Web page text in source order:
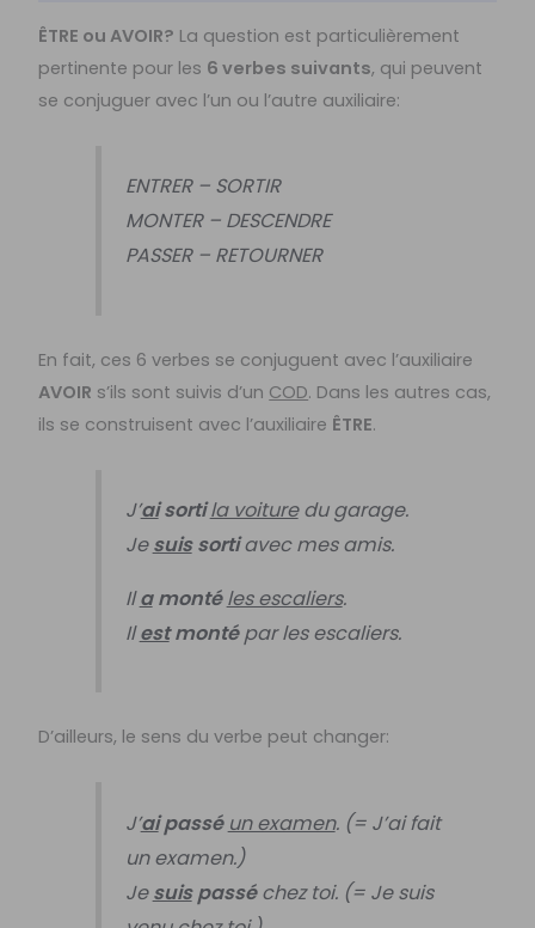
ÊTRE ou AVOIR? La question est particulièrement
pertinente pour les 6 verbes suivants, qui peuvent
se conjuguer avec l’un ou l’autre auxiliaire:
ENTRER – SORTIR
MONTER – DESCENDRE
PASSER – RETOURNER
En fait, ces 6 verbes se conjuguent avec l’auxiliaire
AVOIR s’ils sont suivis d’un COD. Dans les autres cas,
ils se construisent avec l’auxiliaire ÊTRE.
J’aisorti la voituredu garage.
Jesuissortiavec mes amis.
Ilamonté les escaliers.
Ilestmontépar les escaliers.
D’ailleurs, le sens du verbe peut changer:
J’aipassé un examen. (= J’ai fait
un examen.)
Jesuispasséchez toi. (= Je suis